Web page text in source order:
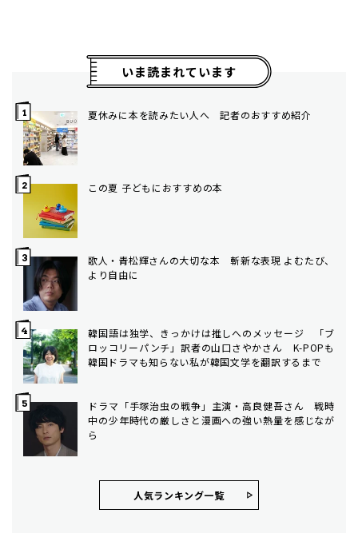
いま読まれています
夏休みに本を読みたい人へ 記者のおすすめ紹介
この夏 子どもにおすすめの本
歌人・青松輝さんの大切な本 斬新な表現 よむたび、
より自由に
韓国語は独学、きっかけは推しへのメッセージ 「ブ
ロッコリーパンチ」訳者の山口さやかさん K-POPも
韓国ドラマも知らない私が韓国文学を翻訳するまで
ドラマ「手塚治虫の戦争」主演・高良健吾さん 戦時
中の少年時代の厳しさと漫画への強い熱量を感じなが
ら
人気ランキング⼀覧